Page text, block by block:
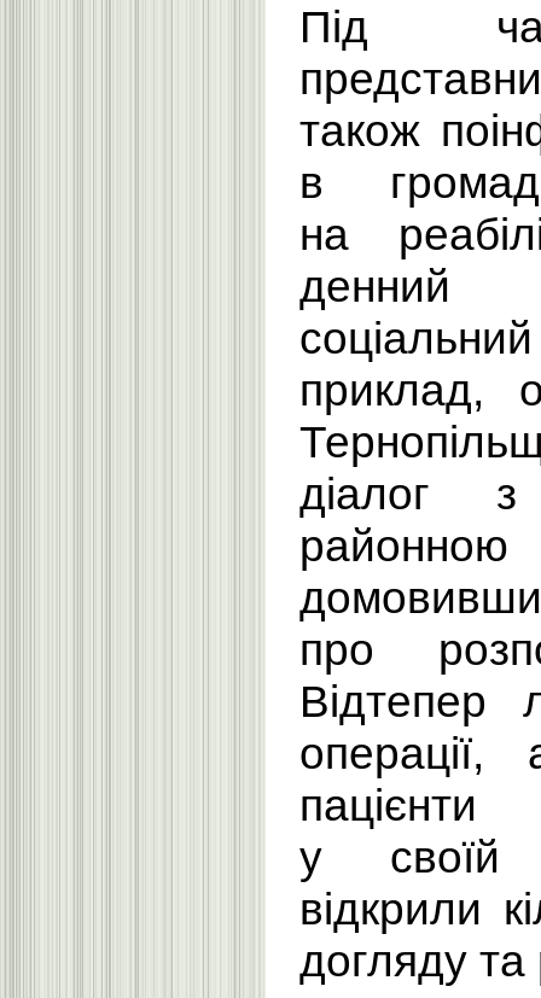
Під
також
в
на
денний
приклад,
діалог
про
Відтепер
операції,
пацієнти
у своїй
відкрили
догляду та